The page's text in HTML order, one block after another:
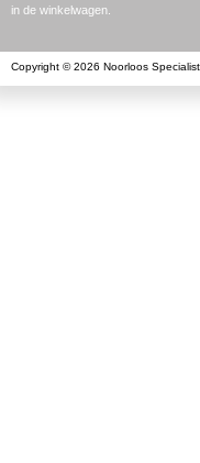
in de winkelwagen.
Copyright © 2026 Noorloos